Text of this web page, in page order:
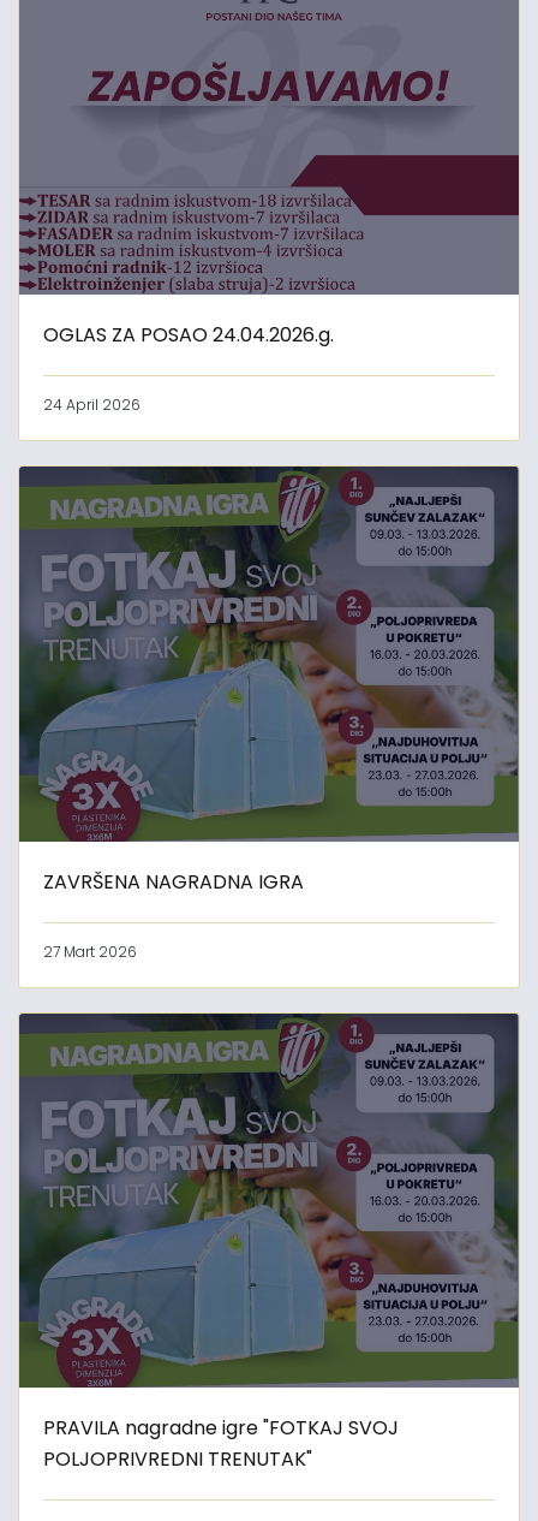
OGLAS ZA POSAO 24.04.2026.g.
24 April 2026
ZAVRŠENA NAGRADNA IGRA
27 Mart 2026
PRAVILA nagradne igre "FOTKAJ SVOJ
POLJOPRIVREDNI TRENUTAK"